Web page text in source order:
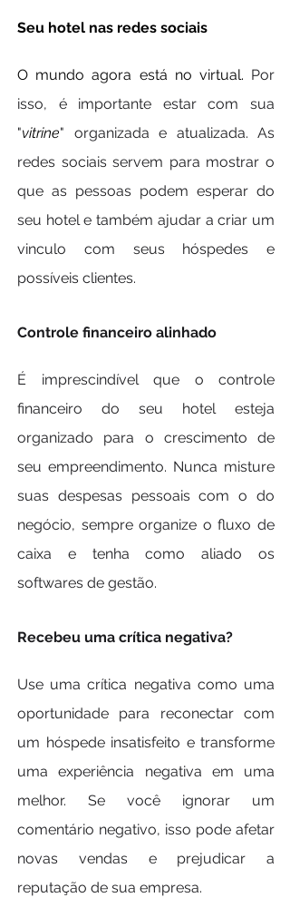
Seu hotel nas redes sociais
O mundo agora está no virtual. Por
isso, é importante estar com sua
"vitrine" organizada e atualizada. As
redes sociais servem para mostrar o
que as pessoas podem esperar do
seu hotel e também ajudar a criar um
vinculo com seus hóspedes e
possíveis clientes.
Controle financeiro alinhado
É imprescindível que o controle
financeiro do seu hotel esteja
organizado para o crescimento de
seu empreendimento. Nunca misture
suas despesas pessoais com o do
negócio, sempre organize o fluxo de
caixa e tenha como aliado os
softwares de gestão.
Recebeu uma crítica negativa?
Use uma crítica negativa como uma
oportunidade para reconectar com
um hóspede insatisfeito e transforme
uma experiência negativa em uma
melhor. Se você ignorar um
comentário negativo, isso pode afetar
novas vendas e prejudicar a
reputação de sua empresa.